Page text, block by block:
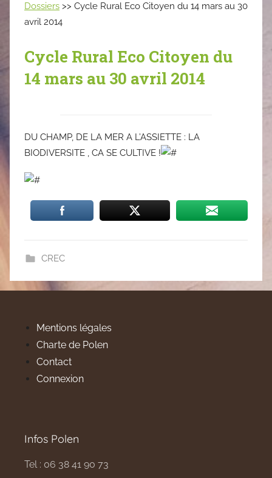
Dossiers >> Cycle Rural Eco Citoyen du 14 mars au 30
avril 2014
Cycle Rural Eco Citoyen du
14 mars au 30 avril 2014
DU CHAMP, DE LA MER A L’ASSIETTE : LA
BIODIVERSITE , CA SE CULTIVE !
CREC
Mentions légales
Charte de Polen
Contact
Connexion
Infos Polen
Tel : 06 38 41 90 73